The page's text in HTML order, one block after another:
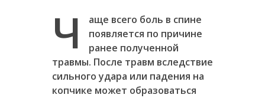
Ч
аще всего боль в спине
появляется по причине
ранее полученной
травмы. После травм вследствие
сильного удара или падения на
копчике может образоваться